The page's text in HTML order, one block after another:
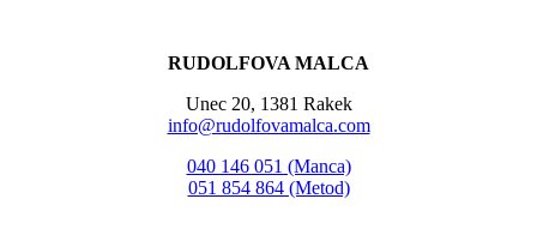
RUDOLFOVA MALCA
Unec 20, 1381 Rakek
info@rudolfovamalca.com
040 146 051 (Manca)
051 854 864 (Metod)